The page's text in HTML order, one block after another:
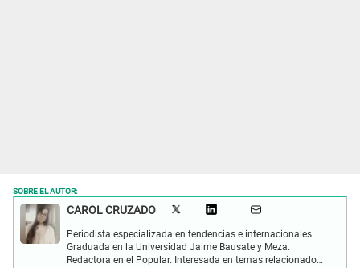
SOBRE EL AUTOR:
CAROL CRUZADO
Periodista especializada en tendencias e internacionales.
Graduada en la Universidad Jaime Bausate y Meza.
Redactora en el Popular. Interesada en temas relacionados